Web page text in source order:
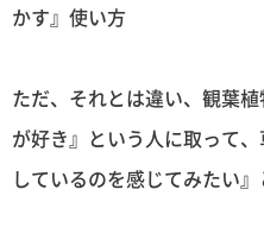
かす』使い方
ただ、それとは違い、観葉
が好き』という人に取って
しているのを感じてみたい